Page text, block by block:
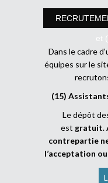
et
Dans le cadre
équipes sur le
(15)
Le dépôt
est gratuit.
contrepartie
l’acceptation